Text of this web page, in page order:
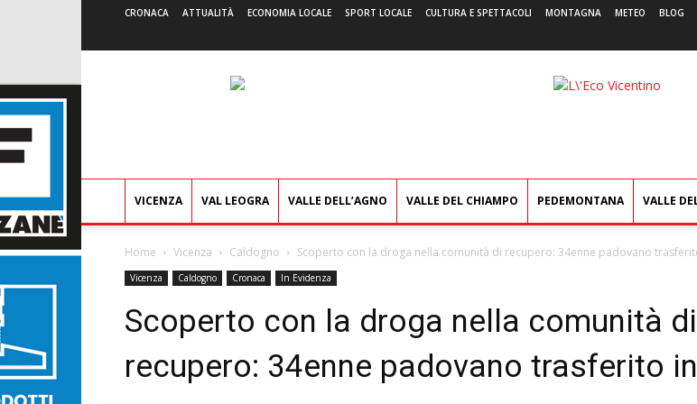
CRONACA ATTUALITÀ ECONOMIA LOCALE SPORT LOCALE CULTURA E SPETTACOLI MONTAGNA METEO BLOG
L'Eco
VICENZA VAL LEOGRA VALLE DELL’AGNO VALLE DEL CHIAMPO PEDEMONTANA VALLE
Home Vicenza Caldogno Scoperto con la droga nella comunità di recupero: 34enne padovano
Vicenza Caldogno Cronaca In Evidenza
Scoperto con la droga nella comunità di
recupero: 34enne padovano trasferito in